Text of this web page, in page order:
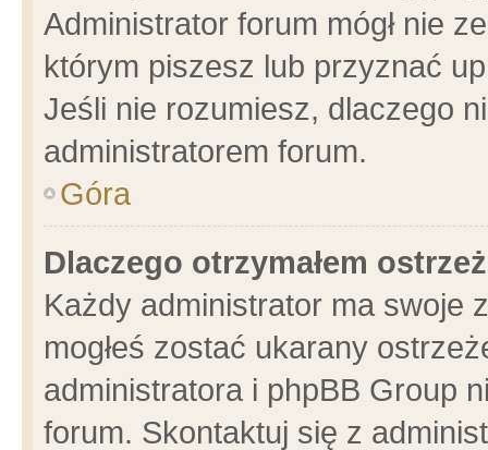
Administrator forum mógł nie
którym piszesz lub przyznać
Jeśli nie rozumiesz, dlaczego
administratorem forum.
Góra
Dlaczego otrzymałem
Każdy administrator ma swoje
mogłeś zostać ukarany
administratora i phpBB Group
forum. Skontaktuj się z